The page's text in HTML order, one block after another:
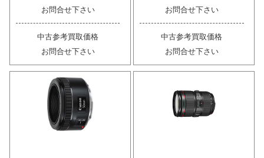
お問合せ下さい
中古参考買取価格
お問合せ下さい
お問合せ下さい
中古参考買取価格
お問合せ下さい